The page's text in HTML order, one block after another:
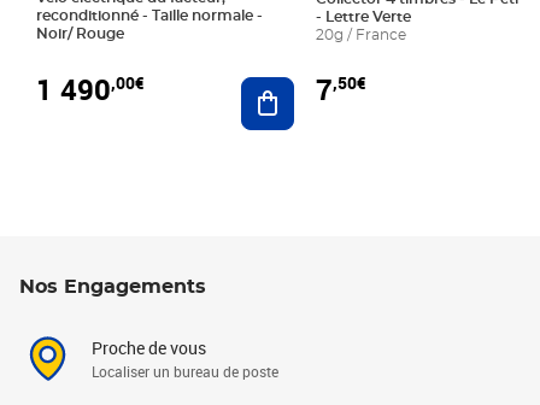
reconditionné - Taille normale -
Noir/ Rouge
1 490,00€ Ajouter au panier
- Lettre Verte
20g / France
7,50€
Nos Engagements
Proche de vous
Localiser un bureau de poste